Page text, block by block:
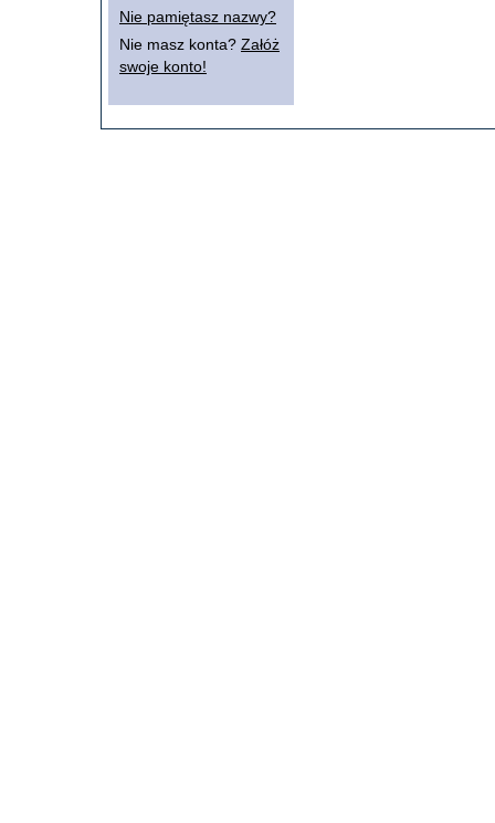
Nie pamiętasz nazwy?
Nie masz konta? Załóż
swoje konto!